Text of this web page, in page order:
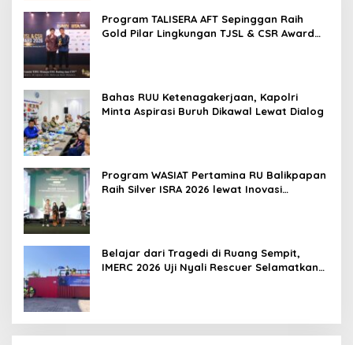
Program TALISERA AFT Sepinggan Raih
Gold Pilar Lingkungan TJSL & CSR Award
Bahas RUU Ketenagakerjaan, Kapolri
Minta Aspirasi Buruh Dikawal Lewat Dialog
Program WASIAT Pertamina RU Balikpapan
Raih Silver ISRA 2026 lewat Inovasi
Belajar dari Tragedi di Ruang Sempit,
IMERC 2026 Uji Nyali Rescuer Selamatkan